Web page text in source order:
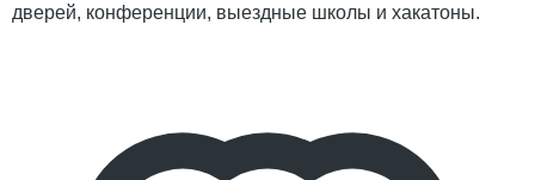
дверей, конференции, выездные школы и хакатоны.